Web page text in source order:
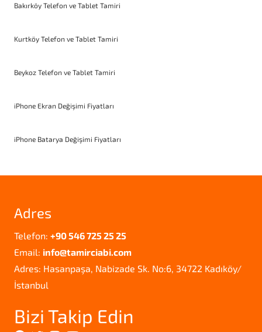
Bakırköy Telefon ve Tablet Tamiri
Kurtköy Telefon ve Tablet Tamiri
Beykoz Telefon ve Tablet Tamiri
iPhone Ekran Değişimi Fiyatları
iPhone Batarya Değişimi Fiyatları
Adres
Telefon: +90 546 725 25 25
Email: info@tamirciabi.com
Adres: Hasanpaşa, Nabizade Sk. No:6, 34722 Kadıköy/
İstanbul
Bizi Takip Edin